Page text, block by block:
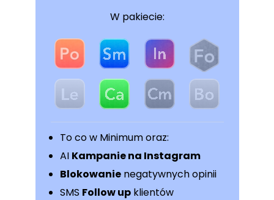
W pakiecie:
To co w Minimum oraz:
AI Kampanie na Instagram
Blokowanienegatywnych opinii
SMS Follow upklientów